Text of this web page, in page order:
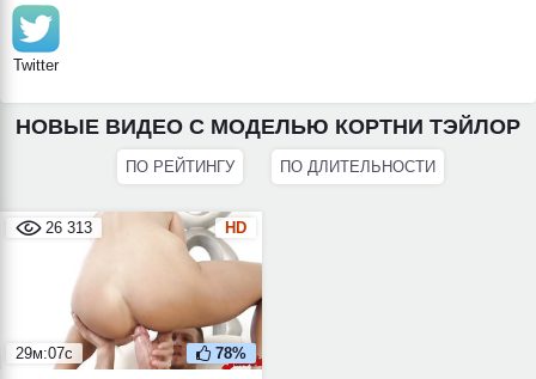
Twitter
НОВЫЕ ВИДЕО С МОДЕЛЬЮ КОРТНИ ТЭЙЛОР
ПО РЕЙТИНГУ ПО ДЛИТЕЛЬНОСТИ
26 313 HD
29м:07с
78%